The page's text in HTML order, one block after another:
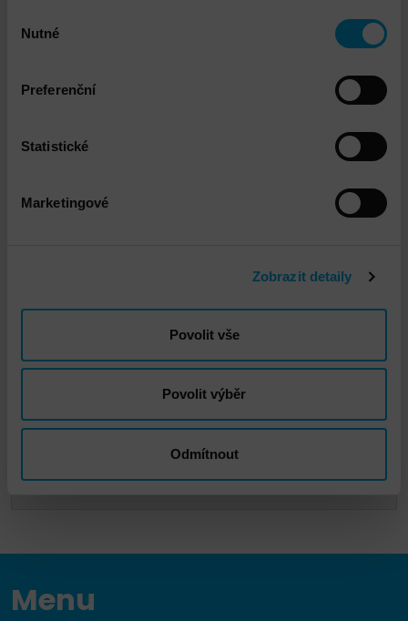
souhlasu
Nutné
Preferenční
Statistické
Marketingové
Zobrazit detaily
Povolit vše
Povolit výběr
Odmítnout
Vladimír Havelka
vhavelka@dns.cz
Menu